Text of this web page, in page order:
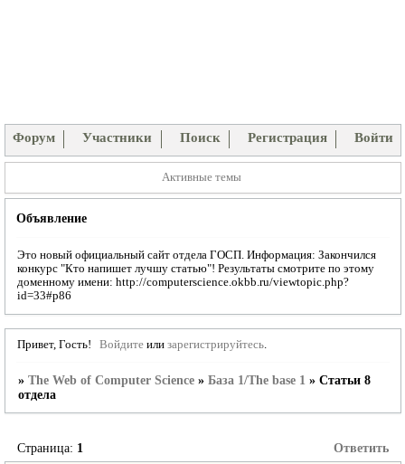
Форум Участники Поиск Регистрация Войти
Активные темы
Объявление
Это новый официальный сайт отдела ГОСП. Информация: Закончился
конкурс "Кто напишет лучшу статью"! Результаты смотрите по этому
доменному имени: http://computerscience.okbb.ru/viewtopic.php?
id=33#p86
Привет, Гость! Войдитеили зарегистрируйтесь.
» The Web of Computer Science » База 1/The base 1 » Статьи 8
отдела
Страница: 1 Ответить